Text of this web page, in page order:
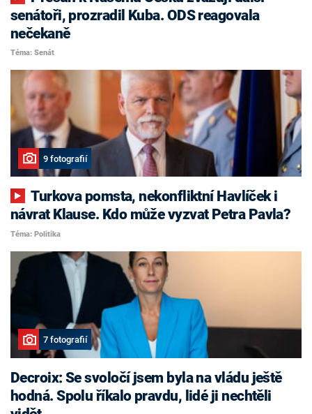
senátoři, prozradil Kuba. ODS reagovala
nečekaně
Téma: Senát
9 fotografií
Turkova pomsta, nekonfliktní Havlíček i
návrat Klause. Kdo může vyzvat Petra Pavla?
Téma: Politika
7 fotografií
Decroix: Se svoločí jsem byla na vládu ještě
hodná. Spolu říkalo pravdu, lidé ji nechtěli